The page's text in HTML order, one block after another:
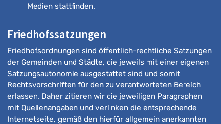
Medien stattfinden.
Friedhofssatzungen
Friedhofsordnungen sind öffentlich-rechtliche Satzungen
der Gemeinden und Städte, die jeweils mit einer eigenen
Satzungsautonomie ausgestattet sind und somit
Rechtsvorschriften für den zu verantworteten Bereich
erlassen. Daher zitieren wir die jeweiligen Paragraphen
mit Quellenangaben und verlinken die entsprechende
Internetseite, gemäß den hierfür allgemein anerkannten